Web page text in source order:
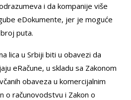
i da kompanije više
eDokumente, jer je moguće
puta.
lica u Srbiji biti u obavezi da
eRačune, u skladu sa Zakonom
obaveza u komercijalnim
o računovodstvu i Zakon o